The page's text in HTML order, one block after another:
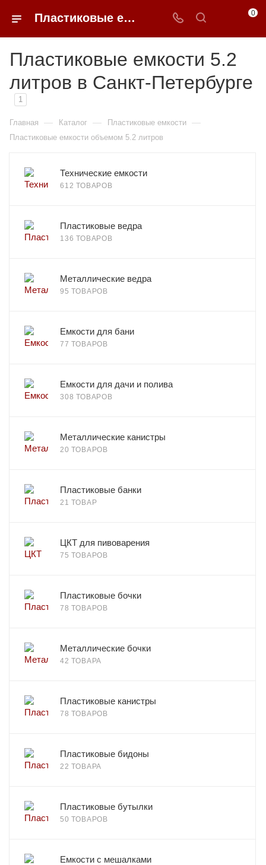
Пластиковые емкости 5.2 литров в Санкт-Петербурге 0
Пластиковые емкости 5.2
литров в Санкт-Петербурге
1
Главная — Каталог — Пластиковые емкости —
Пластиковые емкости объемом 5.2 литров
Технические емкости
612 ТОВАРОВ
Пластиковые ведра
136 ТОВАРОВ
Металлические ведра
95 ТОВАРОВ
Емкости для бани
77 ТОВАРОВ
Емкости для дачи и полива
308 ТОВАРОВ
Металлические канистры
20 ТОВАРОВ
Пластиковые банки
21 ТОВАР
ЦКТ для пивоварения
75 ТОВАРОВ
Пластиковые бочки
78 ТОВАРОВ
Металлические бочки
42 ТОВАРА
Пластиковые канистры
78 ТОВАРОВ
Пластиковые бидоны
22 ТОВАРА
Пластиковые бутылки
50 ТОВАРОВ
Емкости с мешалками